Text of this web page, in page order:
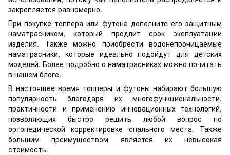
закрепляется равномерно.
При покупке топпера или футона дополните его защитным
наматрасником, который продлит срок эксплуатации
изделия. Также можно приобрести водонепроницаемые
наматрасники, которые идеально подойдут для детских
моделей. Более подробно о наматрасниках можно почитать
в нашем блоге.
В настоящее время топперы и футоны набирают большую
популярность благодаря их многофункциональности,
практичности и применению инновационных технологий,
позволяющих быстро решить любой вопрос по
ортопедической корректировке спального места. Также
большим преимуществом является их невысокая
стоимость.